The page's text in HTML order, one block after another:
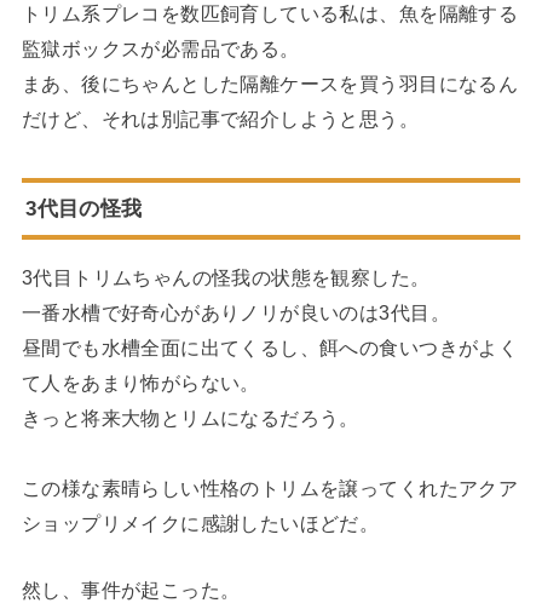
トリム系プレコを数匹飼育している私は、魚を隔離する
監獄ボックスが必需品である。
まあ、後にちゃんとした隔離ケースを買う羽目になるん
だけど、それは別記事で紹介しようと思う。
3代目の怪我
3代目トリムちゃんの怪我の状態を観察した。
一番水槽で好奇心がありノリが良いのは3代目。
昼間でも水槽全面に出てくるし、餌への食いつきがよく
て人をあまり怖がらない。
きっと将来大物とリムになるだろう。
この様な素晴らしい性格のトリムを譲ってくれたアクア
ショップリメイクに感謝したいほどだ。
然し、事件が起こった。